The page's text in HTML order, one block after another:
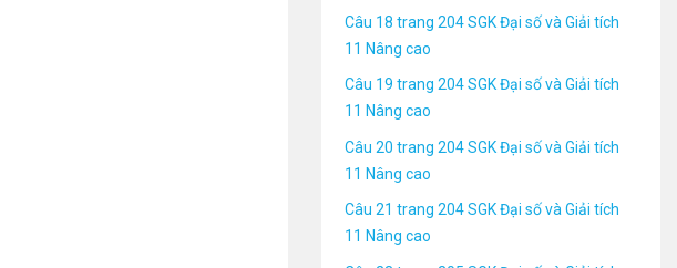
Câu 18 trang 204 SGK Đại số và Giải tích
11 Nâng cao
Câu 19 trang 204 SGK Đại số và Giải tích
11 Nâng cao
Câu 20 trang 204 SGK Đại số và Giải tích
11 Nâng cao
Câu 21 trang 204 SGK Đại số và Giải tích
11 Nâng cao